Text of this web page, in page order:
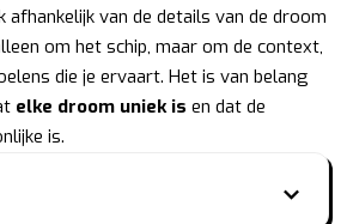
afhankelijk van de details van de droom
om het schip, maar om de context,
die je ervaart. Het is van belang
elke droom uniek is en dat de
is.